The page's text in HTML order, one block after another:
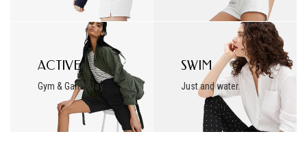
ACTIVE
Gym & Game Day.
SWIM
Just and water.